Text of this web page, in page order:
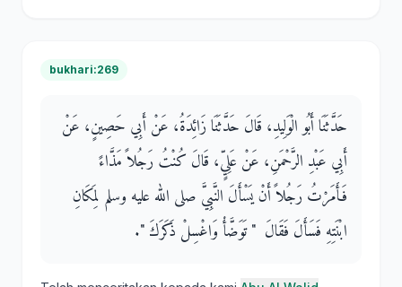
bukhari:269
حَدَّثَنَا أَبُو الْوَلِيدِ، قَالَ حَدَّثَنَا زَائِدَةُ، عَنْ أَبِي حَصِينٍ، عَنْ
أَبِي عَبْدِ الرَّحْمَنِ، عَنْ عَلِيٍّ، قَالَ كُنْتُ رَجُلاً مَذَّاءً
فَأَمَرْتُ رَجُلاً أَنْ يَسْأَلَ النَّبِيَّ صلى الله عليه وسلم لِمَكَانِ
ابْنَتِهِ فَسَأَلَ فَقَالَ ‏ "‏ تَوَضَّأْ وَاغْسِلْ ذَكَرَكَ ‏"‏‏.‏